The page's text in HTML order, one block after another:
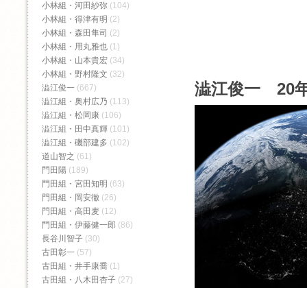
澁江俊一 20
小林組・河田紗弥 (104)
小林組・得津有明 (2)
小林組・森田隼司 (2)
小林組・用丸雅也 (1)
小林組・山本貴宏 (34)
小林組・野村隆文 (32)
澁江俊一 (667)
澁江組・奥村広乃 (113)
澁江組・松岡康 (106)
澁江組・田中真輝 (101)
澁江組・磯部建多 (102)
道山智之 (61)
門田陽 (189)
門田組・宮田知明 (63)
門田組・岡安徹 (26)
門田組・高田麦 (12)
門田組・伊藤健一郎 (86)
長谷川智子 (30)
古田彰一 (57)
古田組・井手康喬 (1)
古田組・八木田杏子 (27)